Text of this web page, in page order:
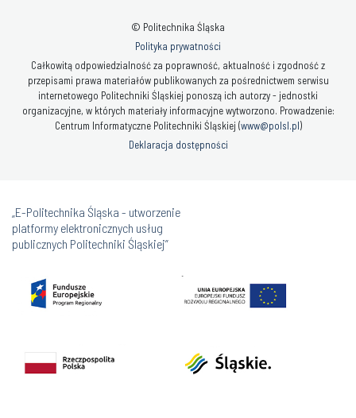
© Politechnika Śląska
Polityka prywatności
Całkowitą odpowiedzialność za poprawność, aktualność i zgodność z
przepisami prawa materiałów publikowanych za pośrednictwem serwisu
internetowego Politechniki Śląskiej ponoszą ich autorzy - jednostki
organizacyjne, w których materiały informacyjne wytworzono. Prowadzenie:
Centrum Informatyczne Politechniki Śląskiej (www@polsl.pl)
Deklaracja dostępności
„E-Politechnika Śląska - utworzenie
platformy elektronicznych usług
publicznych Politechniki Śląskiej”